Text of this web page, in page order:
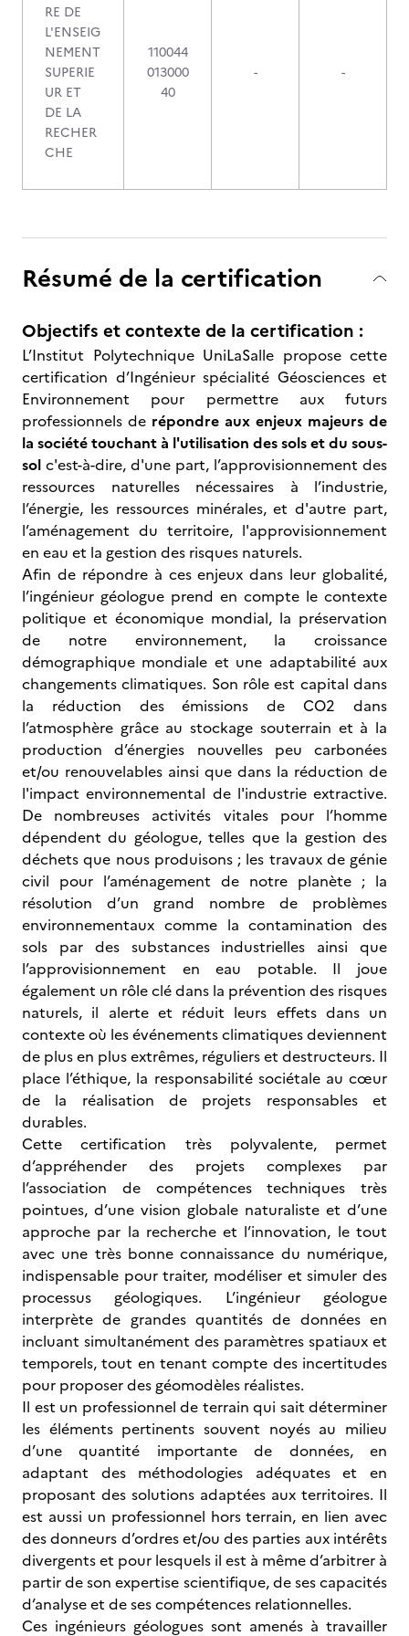
RE DE
L'ENSEIG
NEMENT
SUPERIE
UR ET
DE LA
RECHER
CHE
110044
013000
40
- -
Résumé de la certification
Objectifs et contexte de la certification :
L’Institut Polytechnique UniLaSalle propose cette
certification d’Ingénieur spécialité Géosciences et
Environnement pour permettre aux futurs
professionnels de répondre aux enjeux majeurs de
la société touchant à l'utilisation des sols et du sous-
sol c'est-à-dire, d'une part, l’approvisionnement des
ressources naturelles nécessaires à l’industrie,
l’énergie, les ressources minérales, et d'autre part,
l’aménagement du territoire, l'approvisionnement
en eau et la gestion des risques naturels.
Afin de répondre à ces enjeux dans leur globalité,
l’ingénieur géologue prend en compte le contexte
politique et économique mondial, la préservation
de notre environnement, la croissance
démographique mondiale et une adaptabilité aux
changements climatiques. Son rôle est capital dans
la réduction des émissions de CO2 dans
l’atmosphère grâce au stockage souterrain et à la
production d’énergies nouvelles peu carbonées
et/ou renouvelables ainsi que dans la réduction de
l'impact environnemental de l'industrie extractive.
De nombreuses activités vitales pour l’homme
dépendent du géologue, telles que la gestion des
déchets que nous produisons ; les travaux de génie
civil pour l’aménagement de notre planète ; la
résolution d’un grand nombre de problèmes
environnementaux comme la contamination des
sols par des substances industrielles ainsi que
l’approvisionnement en eau potable. Il joue
également un rôle clé dans la prévention des risques
naturels, il alerte et réduit leurs effets dans un
contexte où les événements climatiques deviennent
de plus en plus extrêmes, réguliers et destructeurs. Il
place l’éthique, la responsabilité sociétale au cœur
de la réalisation de projets responsables et
durables.
Cette certification très polyvalente, permet
d’appréhender des projets complexes par
l’association de compétences techniques très
pointues, d’une vision globale naturaliste et d’une
approche par la recherche et l’innovation, le tout
avec une très bonne connaissance du numérique,
indispensable pour traiter, modéliser et simuler des
processus géologiques. L’ingénieur géologue
interprète de grandes quantités de données en
incluant simultanément des paramètres spatiaux et
temporels, tout en tenant compte des incertitudes
pour proposer des géomodèles réalistes.
Il est un professionnel de terrain qui sait déterminer
les éléments pertinents souvent noyés au milieu
d’une quantité importante de données, en
adaptant des méthodologies adéquates et en
proposant des solutions adaptées aux territoires. Il
est aussi un professionnel hors terrain, en lien avec
des donneurs d’ordres et/ou des parties aux intérêts
divergents et pour lesquels il est à même d’arbitrer à
partir de son expertise scientifique, de ses capacités
d’analyse et de ses compétences relationnelles.
Ces ingénieurs géologues sont amenés à travailler